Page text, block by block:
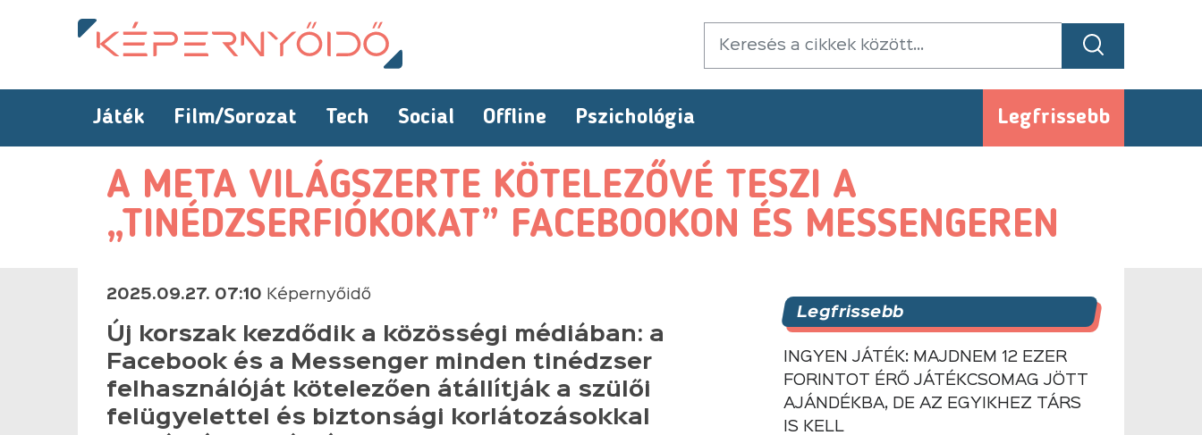
Játék Film/Sorozat Tech Social Offline Pszichológia Legfrissebb
A META VILÁGSZERTE KÖTELEZŐVÉ TESZI A
„TINÉDZSERFIÓKOKAT” FACEBOOKON ÉS MESSENGEREN
2025.09.27. 07:10 Képernyőidő
Új korszak kezdődik a közösségi médiában: a
Facebook és a Messenger minden tinédzser
felhasználóját kötelezően átállítják a szülői
felügyelettel és biztonsági korlátozásokkal
Legfrissebb
INGYEN JÁTÉK: MAJDNEM 12 EZER
FORINTOT ÉRŐ JÁTÉKCSOMAG JÖTT
AJÁNDÉKBA, DE AZ EGYIKHEZ TÁRS
IS KELL